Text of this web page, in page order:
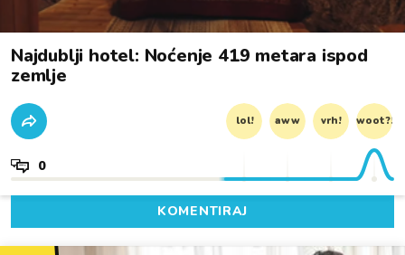
Najdublji hotel: Noćenje 419 metara ispod
zemlje
lol! aww vrh! woot?!
0
KOMENTIRAJ